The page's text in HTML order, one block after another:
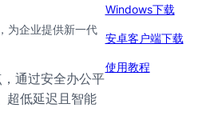
为企业提供新一代
通过安全办公平
超低延迟且智能
Windows下载
安卓客户端下载
使用教程